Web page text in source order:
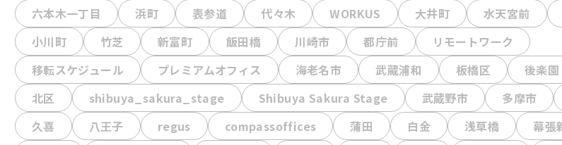
六本木一丁目
浜町 表参道 代々木 WORKUS 大井町 水天宮前
小川町
竹芝 新富町 飯田橋 川崎市 都庁前
リモートワーク
移転スケジュール
プレミアムオフィス 海老名市 武蔵浦和 板橋区 後楽園
北区
shibuya_sakura_stage Shibuya Sakura Stage 武蔵野市 多摩市
久喜
八王子 regus compassoffices 蒲田 白金 浅草橋
幕張